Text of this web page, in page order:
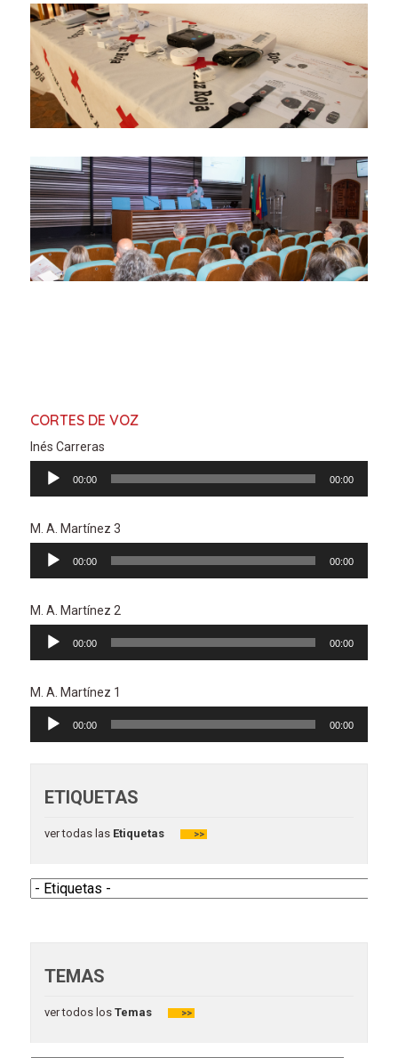
CORTES DE VOZ
Inés Carreras
Reproductor
00:00 00:00
M. A. Martínez 3
Reproductor
00:00 00:00
M. A. Martínez 2
Reproductor
00:00 00:00
M. A. Martínez 1
Reproductor
00:00 00:00
ETIQUETAS
ver todas las Etiquetas >>
TEMAS
ver todos losTemas >>